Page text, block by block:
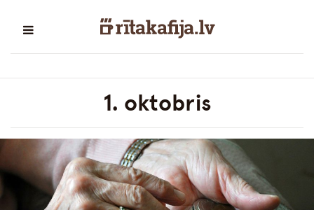
1. oktobris